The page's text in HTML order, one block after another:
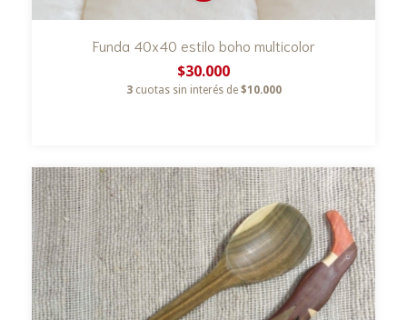
Funda 40x40 estilo boho multicolor
$30.000
3 cuotas sin interés de $10.000